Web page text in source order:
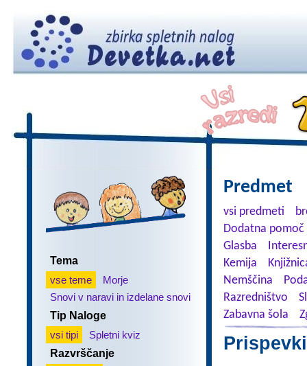
Tema
vse teme
Morje
Snovi v naravi in izdelane snovi
Tip Naloge
vsi tipi
Spletni kviz
Razvrščanje
Predmet
vsi predmeti
Dodatna
Glasba
Kemija
Nemščina
Razredništvo
Zabavna šola